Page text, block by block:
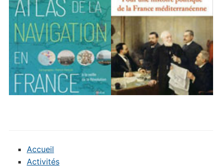
Accueil
Activités